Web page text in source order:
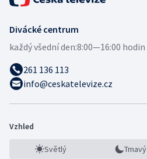
Divácké centrum
každý všední den:8:00—16:00 hodin
261 136 113
info@ceskatelevize.cz
Vzhled
Světlý Tmavý